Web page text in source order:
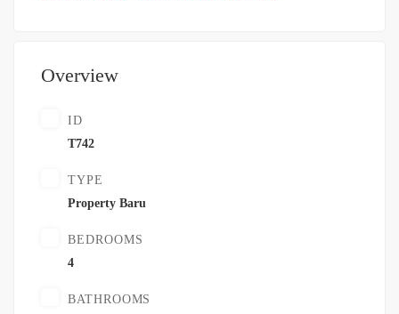
Overview
ID
T742
TYPE
Property Baru
BEDROOMS
4
BATHROOMS